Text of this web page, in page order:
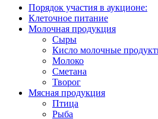
Порядок участия в аукционе:
Клеточное питание
Молочная продукция
Сыры
Кисло молочные
Молоко
Сметана
Творог
Мясная продукция
Птица
Рыба